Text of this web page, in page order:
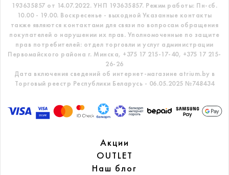
193635857 от 14.07.2022. УНП 193635857. Режим работы: Пн-сб.
10.00 - 19.00. Воскресенье - выходной Указанные контакты
также являются контактами для связи по вопросам обращения
покупателей о нарушении их прав. Уполномоченные по защите
прав потребителей: отдел торговли и услуг администрации
Первомайского района г. Минска, +375 17 215-17-40, +375 17 215-
26-26
Дата включения сведений об интернет-магазине atrium.by в
Торговый реестр Республики Беларусь - 06.05.2025 №748434
Акции
OUTLET
Наш блог